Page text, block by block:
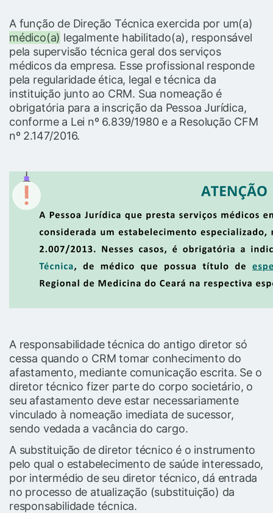
A função de Direção Técnica exercida por um(a)
médico(a) legalmente habilitado(a), responsável
pela supervisão técnica geral dos serviços
médicos da empresa. Esse profissional responde
pela regularidade ética, legal e técnica da
instituição junto ao CRM. Sua nomeação é
obrigatória para a inscrição da Pessoa Jurídica,
conforme a Lei nº 6.839/1980 e a Resolução CFM
nº 2.147/2016.
A responsabilidade técnica do antigo diretor só
cessa quando o CRM tomar conhecimento do
afastamento, mediante comunicação escrita. Se o
diretor técnico fizer parte do corpo societário, o
seu afastamento deve estar necessariamente
vinculado à nomeação imediata de sucessor,
sendo vedada a vacância do cargo.
A substituição de diretor técnico é o instrumento
pelo qual o estabelecimento de saúde interessado,
por intermédio de seu diretor técnico, dá entrada
no processo de atualização (substituição) da
responsabilidade técnica.